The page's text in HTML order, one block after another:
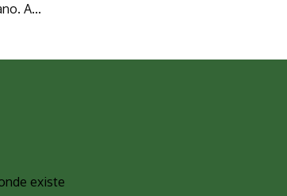
A...
existe